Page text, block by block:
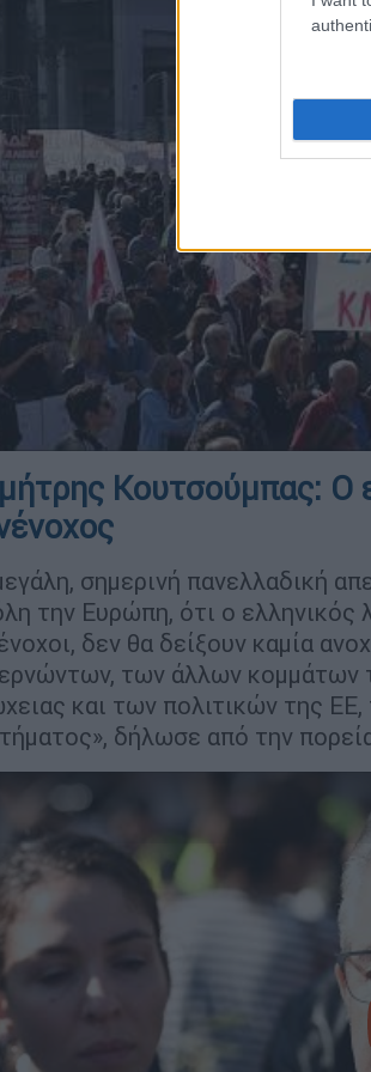
Κουτσούμπας: Ο
σημερινή πανελλαδική
την Ευρώπη, ότι ο ελληνικός
δεν θα δείξουν καμία
των άλλων κομμάτων
και των πολιτικών της
δήλωσε από την